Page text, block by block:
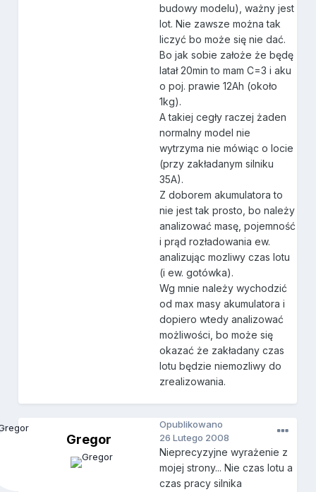
budowy modelu), ważny jest
lot. Nie zawsze można tak
liczyć bo może się nie dać.
Bo jak sobie założe że będę
latał 20min to mam C=3 i aku
o poj. prawie 12Ah (około
1kg).
A takiej cegły raczej żaden
normalny model nie
wytrzyma nie mówiąc o locie
(przy zakładanym silniku
35A).
Z doborem akumulatora to
nie jest tak prosto, bo należy
analizować masę, pojemność
i prąd rozładowania ew.
analizując mozliwy czas lotu
(i ew. gotówka).
Wg mnie należy wychodzić
od max masy akumulatora i
dopiero wtedy analizować
możliwości, bo może się
okazać że zakładany czas
lotu będzie niemozliwy do
zrealizowania.
Gregor
Opublikowano
26 Lutego 2008
Nieprecyzyjne wyrażenie z
mojej strony... Nie czas lotu a
czas pracy silnika